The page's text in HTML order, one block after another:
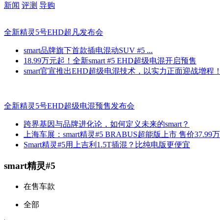
新闻 评测 导购
全新精灵5号EHD超凡发布会
smart品牌旗下首款插电混动SUV #5 ...
18.99万元起！全新smart #5 EHD超级电混开启预售
smart官宣推出EHD超级电混技术，以实力正面迎战增程！
全新精灵5号EHD超级电混预售发布会
跨界基因与品牌进化论，如何定义未来的smart？
上海车展：smart精灵#5 BRABUS超能版上市 售价37.99
Smart精灵#5用上吉利1.5T插混？比纯电版更便宜
smart精灵#5
在售车款
全部